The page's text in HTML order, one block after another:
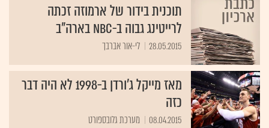
תוכנית בידור של ארמוזה זכתה
לרייטינג גבוה ב-NBC בארה"ב
28.05.2015 לי-אור אברבך
מאז מייקל ג'ורדן ב-1998 לא היה דבר
כזה
08.04.2015 מערכת גלובספורט